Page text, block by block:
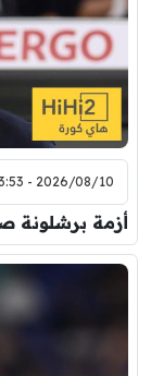
2026/08/10 - 13:53
أزمة برشلونة